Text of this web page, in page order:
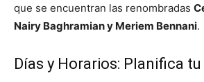
que se encuentran las renombradas
Nairy Baghramian y Meriem Bennani.
Días y Horarios: Planifica